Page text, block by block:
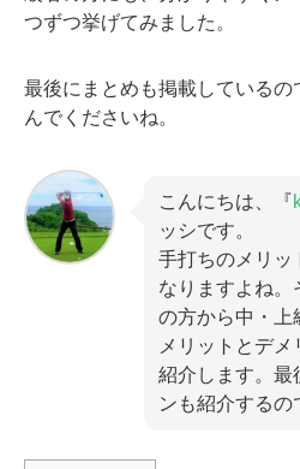
つずつ挙げてみました。
最後にまとめも掲載している
んでくださいね。
こんにちは、『
ッシです。
手打ちのメリッ
なりますよね。
の方から中・上
メリットとデメ
紹介します。最
ンも紹介するの